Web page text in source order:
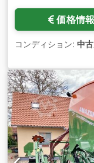
価格情報
コンディション: 中古